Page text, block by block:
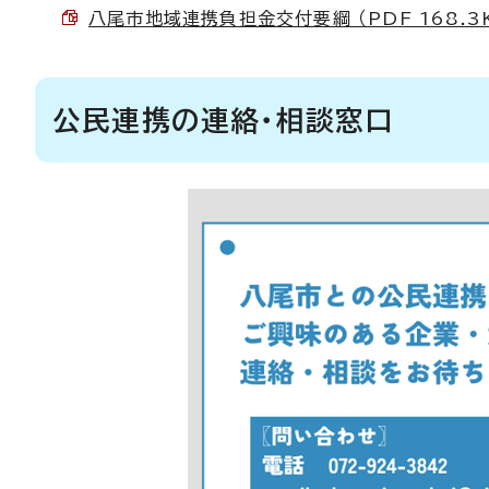
八尾市地域連携負担金交付要綱 （PDF
公民連携の連絡・相談窓口